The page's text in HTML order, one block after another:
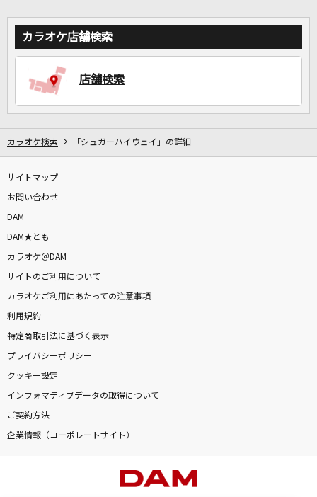
家族や友達と一緒に！練習にも！
カラオケ店舗検索
店舗検索
カラオケ検索 「シュガーハイウェイ」の詳細
サイトマップ
お問い合わせ
DAM
DAM★とも
カラオケ＠DAM
サイトのご利用について
カラオケご利用にあたっての注意事項
利用規約
特定商取引法に基づく表示
プライバシーポリシー
クッキー設定
インフォマティブデータの取得について
ご契約方法
企業情報（コーポレートサイト）